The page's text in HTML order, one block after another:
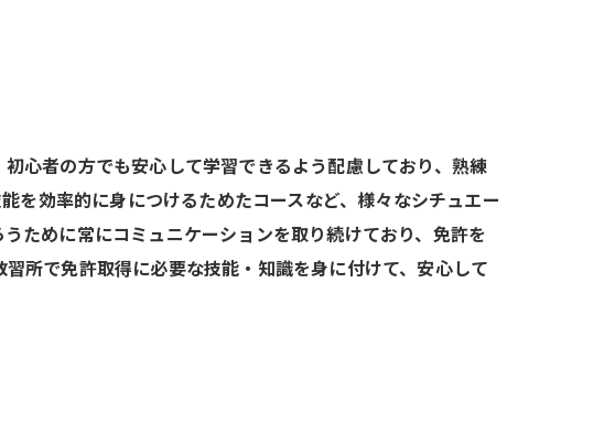
心者の方でも安心して学習できるよう配慮しており、熟練
効率的に身につけるためたコースなど、様々なシチュエー
ために常にコミュニケーションを取り続けており、免許を
所で免許取得に必要な技能・知識を身に付けて、安心して